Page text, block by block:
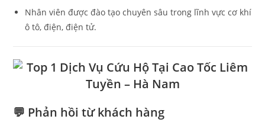
Nhân viên được đào tạo chuyên sâu trong lĩnh vực cơ khí
ô tô, điện, điện tử.
💬 Phản hồi từ khách hàng